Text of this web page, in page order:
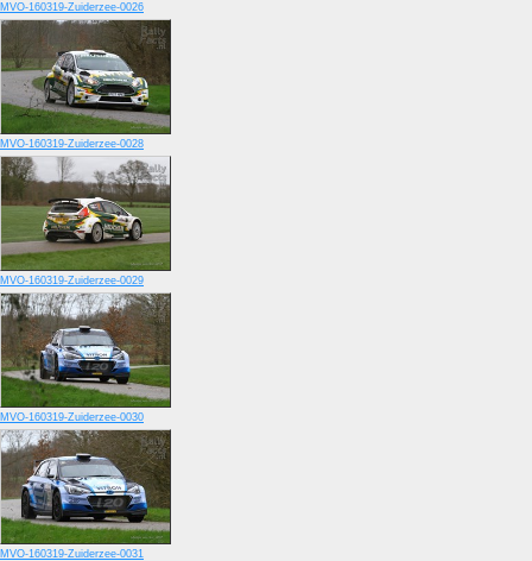
MVO-160319-Zuiderzee-0026
MVO-160319-Zuiderzee-0028
MVO-160319-Zuiderzee-0029
MVO-160319-Zuiderzee-0030
MVO-160319-Zuiderzee-0031